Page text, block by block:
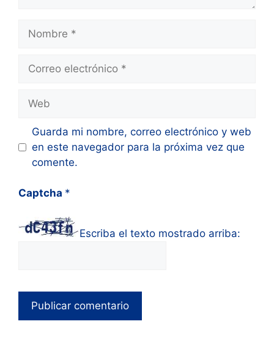
electrónico
Guarda mi nombre, correo electrónico y web
en este navegador para la próxima vez que
comente.
Captcha *
Escriba el texto mostrado arriba: